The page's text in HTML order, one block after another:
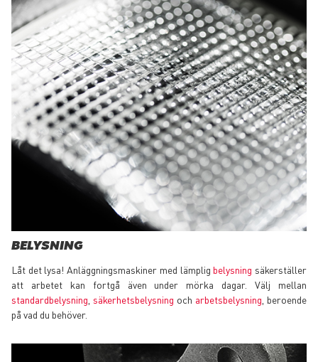
BELYSNING
Låt det lysa! Anläggningsmaskiner med lämpligbelysning säkerställer
att arbetet kan fortgå även under mörka dagar. Välj mellan
standardbelysning säkerhetsbelysning och arbetsbelysning , beroende
på vad du behöver.